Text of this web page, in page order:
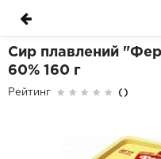
Сир плавлений
60% 160 г
Рейтинг
()